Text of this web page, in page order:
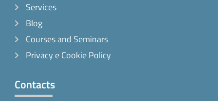
Services
Blog
Courses and Seminars
Privacy e Cookie Policy
Contacts